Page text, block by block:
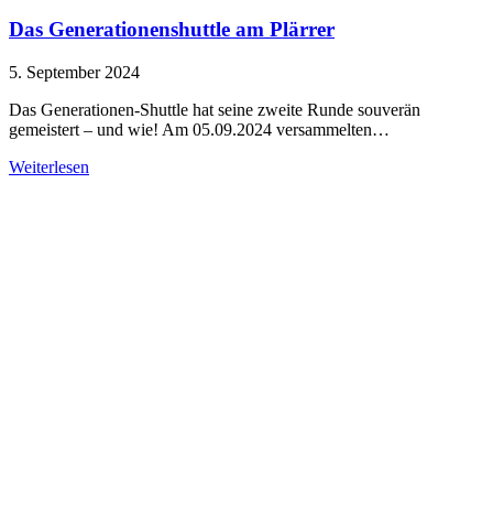
Das Generationenshuttle am Plärrer
5. September 2024
Das Generationen-Shuttle hat seine zweite Runde souverän
gemeistert – und wie! Am 05.09.2024 versammelten…
Weiterlesen